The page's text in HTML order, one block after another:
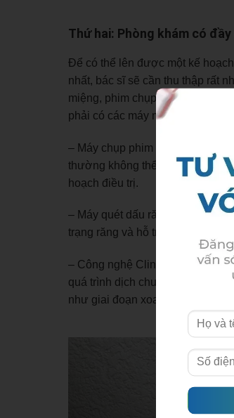
Thứ hai: Phòng khám có
Để có thể lên được một kế
nhất, bác sĩ sẽ cần thu thập rất
miệng, phim chụp, dấu răng
phải có các máy móc, công nghệ
– Máy chụp phim X quang CT
thường không thể thấy được
hoạch điều trị.
– Máy quét dấu răng iTero 5D:
trạng răng và hỗ trợ bác sĩ lên
– Công nghệ Clincheck: Bác sĩ
quá trình dịch chuyển của răng.
như giai đoạn xoay răng, đánh